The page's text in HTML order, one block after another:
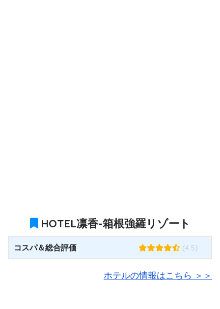
HOTEL凛香-箱根強羅リゾート
コスパ＆総合評価 (4.5)
ホテルの情報はこちら ＞＞